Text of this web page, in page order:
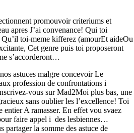
promouvoir criteriums et
apres J’ai convenance! Qui toi
toi-meme kifferez (amourEt aideOu
Cet genre puis toi proposeront
s’accorderont…
astuces malgre concevoir Le
profession de confrontations i
vous sur Mad2Moi plus bas, une
sans oublier les l’excellence! Toi
entier A ramasser. En effet vou svaez
faire appel i des lesbiennes…
partager la somme des astuce de